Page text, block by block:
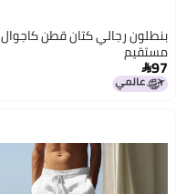
بنطلون رجالي كتان قطن كاجوال
مستقيم
97